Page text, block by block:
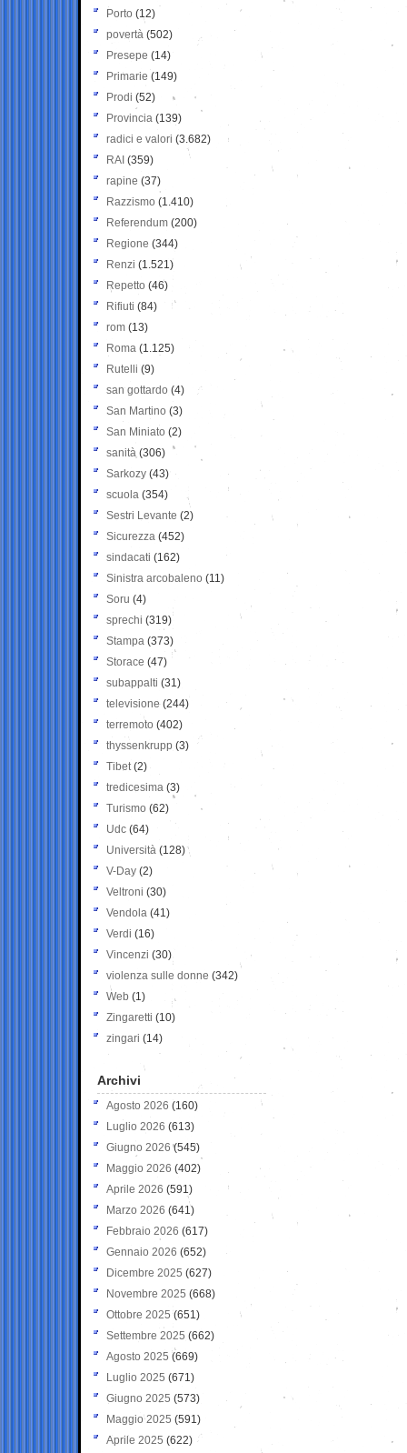
Porto (12)
povertà (502)
Presepe (14)
Primarie (149)
Prodi (52)
Provincia (139)
radici e valori (3.682)
RAI (359)
rapine (37)
Razzismo (1.410)
Referendum (200)
Regione (344)
Renzi (1.521)
Repetto (46)
Rifiuti (84)
rom (13)
Roma (1.125)
Rutelli (9)
san gottardo (4)
San Martino (3)
San Miniato (2)
sanità (306)
Sarkozy (43)
scuola (354)
Sestri Levante (2)
Sicurezza (452)
sindacati (162)
Sinistra arcobaleno (11)
Soru (4)
sprechi (319)
Stampa (373)
Storace (47)
subappalti (31)
televisione(244)
terremoto (402)
thyssenkrupp (3)
Tibet(2)
tredicesima (3)
Turismo (62)
Udc (64)
Università (128)
V-Day (2)
Veltroni (30)
Vendola (41)
Verdi (16)
Vincenzi (30)
violenza sulle donne (342)
Web (1)
Zingaretti (10)
zingari (14)
Archivi
Agosto 2026 (160)
Luglio 2026 (613)
Giugno 2026 (545)
Maggio 2026 (402)
Aprile 2026 (591)
Marzo 2026 (641)
Febbraio 2026 (617)
Gennaio 2026 (652)
Dicembre 2025 (627)
Novembre 2025 (668)
Ottobre 2025 (651)
Settembre 2025 (662)
Agosto 2025 (669)
Luglio 2025 (671)
Giugno 2025 (573)
Maggio 2025 (591)
Aprile 2025 (622)